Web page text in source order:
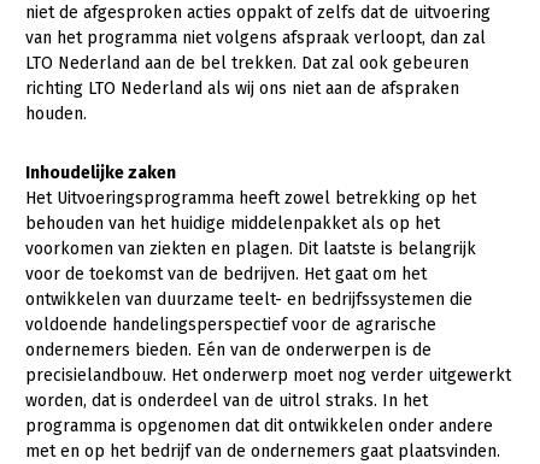
niet de afgesproken acties oppakt of zelfs dat de uitvoering
van het programma niet volgens afspraak verloopt, dan zal
LTO Nederland aan de bel trekken. Dat zal ook gebeuren
richting LTO Nederland als wij ons niet aan de afspraken
houden.
Inhoudelijke zaken
Het Uitvoeringsprogramma heeft zowel betrekking op het
behouden van het huidige middelenpakket als op het
voorkomen van ziekten en plagen. Dit laatste is belangrijk
voor de toekomst van de bedrijven. Het gaat om het
ontwikkelen van duurzame teelt- en bedrijfssystemen die
voldoende handelingsperspectief voor de agrarische
ondernemers bieden. Eén van de onderwerpen is de
precisielandbouw. Het onderwerp moet nog verder uitgewerkt
worden, dat is onderdeel van de uitrol straks. In het
programma is opgenomen dat dit ontwikkelen onder andere
met en op het bedrijf van de ondernemers gaat plaatsvinden.